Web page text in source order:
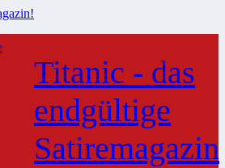
Titanic - das
endgültige
Satiremagazin